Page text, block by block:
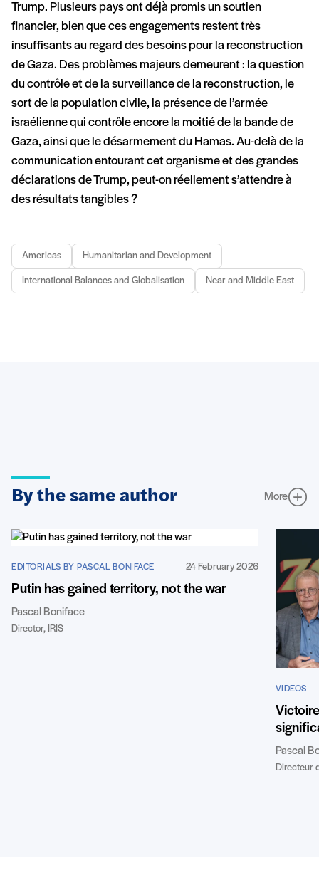
Trump. Plusieurs pays ont déjà promis un soutien
financier, bien que ces engagements restent très
insuffisants au regard des besoins pour la reconstruction
de Gaza. Des problèmes majeurs demeurent : la question
du contrôle et de la surveillance de la reconstruction, le
sort de la population civile, la présence de l’armée
israélienne qui contrôle encore la moitié de la bande de
Gaza, ainsi que le désarmement du Hamas. Au-delà de la
communication entourant cet organisme et des grandes
déclarations de Trump, peut-on réellement s’attendre à
des résultats tangibles ?
Americas Humanitarian and Development
International Balances and Globalisation Near and Middle East
By the same author More
EDITORIALS BY PASCAL BONIFACE 24 February 2026
Putin has gained territory, not the war
Pascal Boniface
Director, IRIS
VIDEOS
Pascal
Directeur